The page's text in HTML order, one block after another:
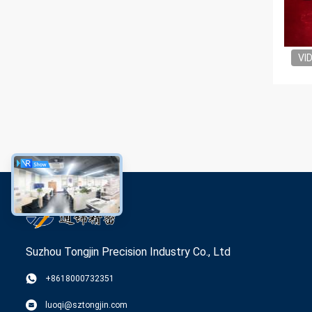
Suzhou Tongjin Precision Industry Co., Ltd
+8618000732351
luoqi@sztongjin.com